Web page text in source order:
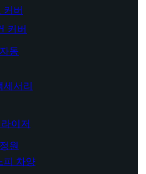
커버
커버
동
세서리
이저
원
피 차양